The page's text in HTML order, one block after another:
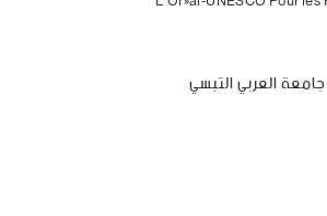
العربي التبسي